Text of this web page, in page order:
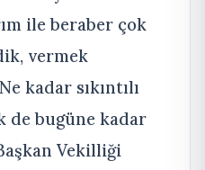
ile beraber çok
vermek
kadar sıkıntılı
de bugüne kadar
Vekilliği